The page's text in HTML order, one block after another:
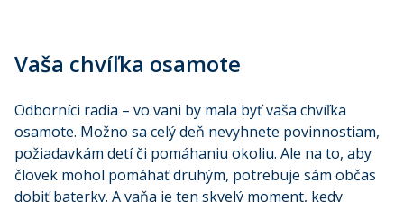
Vaša chvíľka osamote
Odborníci radia – vo vani by mala byť vaša chvíľka
osamote. Možno sa celý deň nevyhnete povinnostiam,
požiadavkám detí či pomáhaniu okoliu. Ale na to, aby
človek mohol pomáhať druhým, potrebuje sám občas
dobiť baterky. A vaňa je ten skvelý moment, kedy